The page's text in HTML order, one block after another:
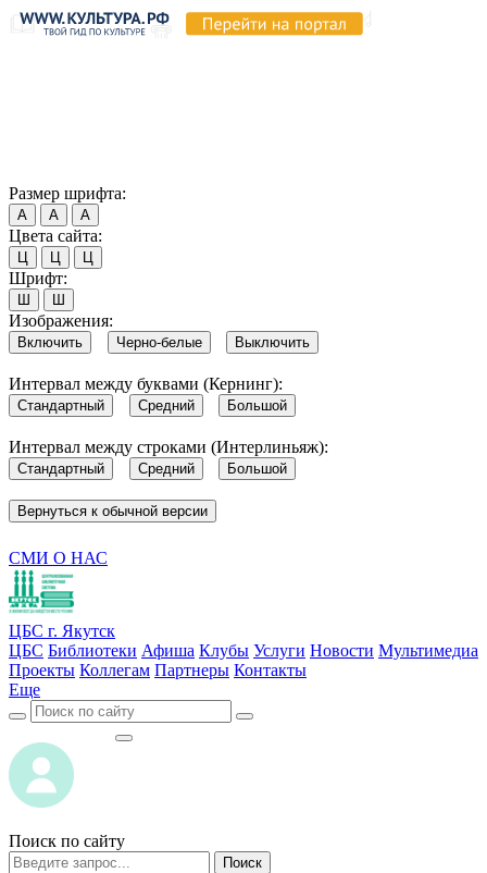
Размер шрифта:
А А А
Цвета сайта:
Ц Ц Ц
Шрифт:
Ш Ш
Изображения:
Включить Черно-белые Выключить
Интервал между буквами (Кернинг):
Стандартный Средний Большой
Интервал между строками (Интерлиньяж):
Стандартный Средний Большой
Вернуться к обычной версии
СМИ О НАС
ЦБС г. Якутск
ЦБС Библиотеки Афиша Клубы Услуги Новости Мультимедиа
Проекты Коллегам Партнеры Контакты
Еще
Поиск по сайту
Поиск